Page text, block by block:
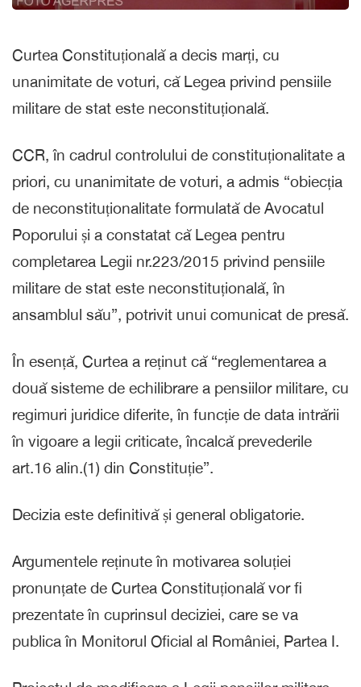
Curtea Constituțională a decis marți, cu
unanimitate de voturi, că Legea privind pensiile
militare de stat este neconstituțională.
CCR, în cadrul controlului de constituționalitate a
priori, cu unanimitate de voturi, a admis “obiecția
de neconstituționalitate formulată de Avocatul
Poporului și a constatat că Legea pentru
completarea Legii nr.223/2015 privind pensiile
militare de stat este neconstituțională, în
ansamblul său”, potrivit unui comunicat de presă.
În esență, Curtea a reținut că “reglementarea a
două sisteme de echilibrare a pensiilor militare, cu
regimuri juridice diferite, în funcție de data intrării
în vigoare a legii criticate, încalcă prevederile
art.16 alin.(1) din Constituție”.
Decizia este definitivă și general obligatorie.
Argumentele reținute în motivarea soluției
pronunțate de Curtea Constituțională vor fi
prezentate în cuprinsul deciziei, care se va
publica în Monitorul Oficial al României, Partea I.